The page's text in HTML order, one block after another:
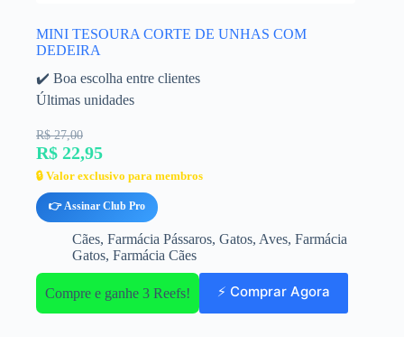
MINI TESOURA CORTE DE UNHAS COM
DEDEIRA
✔️ Boa escolha entre clientes
Últimas unidades
R$ 27,00
R$ 22,95
🔒 Valor exclusivo para membros
👉 Assinar Club Pro
Cães, Farmácia Pássaros, Gatos, Aves, Farmácia
Gatos, Farmácia Cães
Compre e ganhe 3 Reefs! ⚡ Comprar Agora